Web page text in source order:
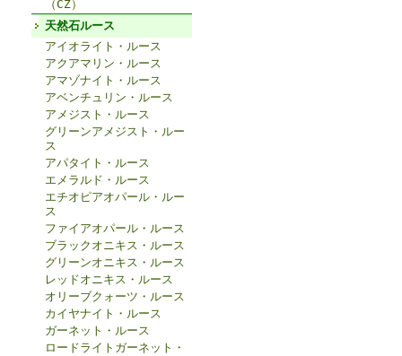
（CZ）
天然石ルース
アイオライト・ルース
アクアマリン・ルース
アマゾナイト・ルース
アベンチュリン・ルース
アメジスト・ルース
グリーンアメジスト・ルー
ス
アパタイト・ルース
エメラルド・ルース
エチオピアオパール・ルー
ス
ファイアオパール・ルース
ブラックオニキス・ルース
グリーンオニキス・ルース
レッドオニキス・ルース
オリーブクォーツ・ルース
カイヤナイト・ルース
ガーネット・ルース
ロードライトガーネット・